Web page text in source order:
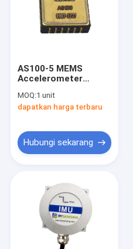
AS100-5 MEMS
Accelerometer
Output Digital Penuh
Presisi Tinggi Ukuran
MOQ:1 unit
dapatkan harga terbaru
Hubungi sekarang